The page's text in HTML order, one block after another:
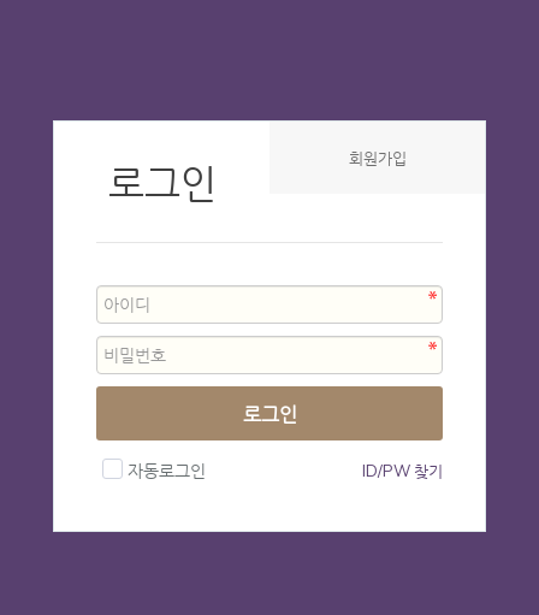
로그인 회원가입
로그인
자동로그인 ID/PW 찾기